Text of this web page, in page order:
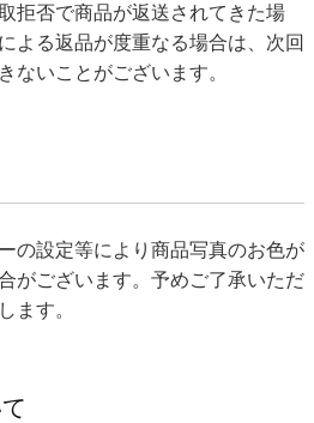
拒否で商品が返送されてきた場
よる返品が度重なる場合は、次回
ないことがございます。
の設定等により商品写真のお色が
がございます。予めご了承いただ
ます。